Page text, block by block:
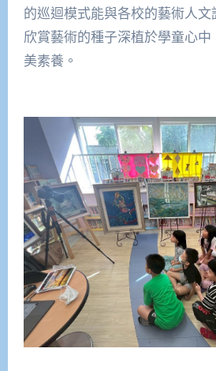
的巡迴模式能與各校的藝術人
欣賞藝術的種子深植於學童心
美素養。